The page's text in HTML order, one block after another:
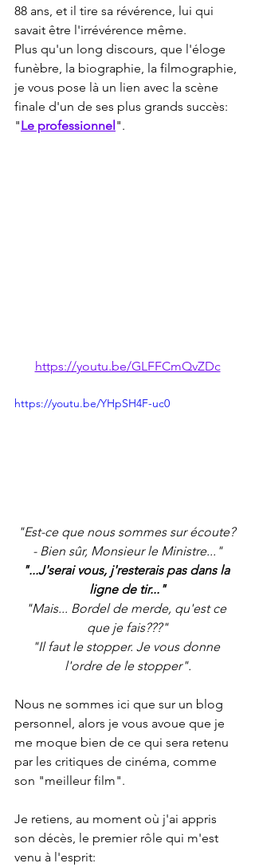
88 ans, et il tire sa révérence, lui qui
savait être l'irrévérence même.
Plus qu'un long discours, que l'éloge
funèbre, la biographie, la filmographie,
je vous pose là un lien avec la scène
finale d'un de ses plus grands succès:
"Le professionnel".
https://youtu.be/GLFFCmQvZDc
https://youtu.be/YHpSH4F-uc0
"Est-ce que nous sommes sur écoute?
- Bien sûr, Monsieur le Ministre..."
"...J'serai vous, j'resterais pas dans la
ligne de tir..."
"Mais... Bordel de merde, qu'est ce
que je fais???"
"Il faut le stopper. Je vous donne
l'ordre de le stopper".
Nous ne sommes ici que sur un blog
personnel, alors je vous avoue que je
me moque bien de ce qui sera retenu
par les critiques de cinéma, comme
son "meilleur film".
Je retiens, au moment où j'ai appris
son décès, le premier rôle qui m'est
venu à l'esprit: